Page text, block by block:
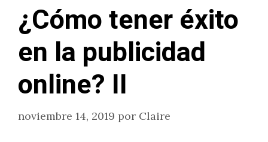
¿Cómo tener éxito
en la publicidad
online? II
noviembre 14, 2019 por Claire